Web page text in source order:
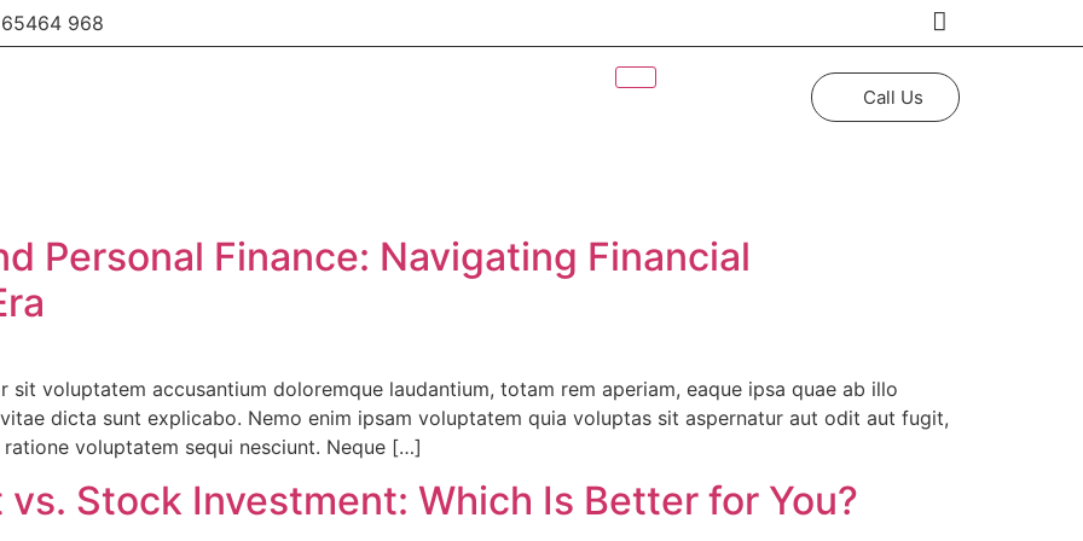
968
Call Us
Personal Finance: Navigating Financial
voluptatem accusantium doloremque laudantium, totam rem aperiam, eaque ipsa quae ab illo
dicta sunt explicabo. Nemo enim ipsam voluptatem quia voluptas sit aspernatur aut odit aut fugit,
voluptatem sequi nesciunt. Neque […]
Stock Investment: Which Is Better for You?